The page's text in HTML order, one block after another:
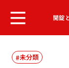
開錠
未分類